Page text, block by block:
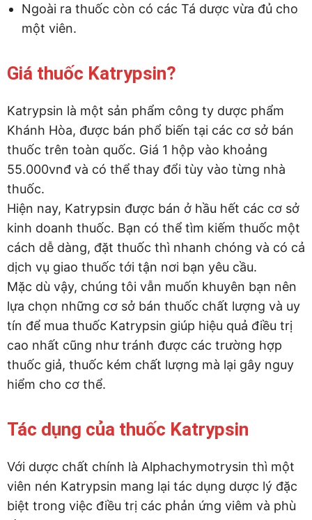
Ngoài ra thuốc còn có các Tá dược vừa đủ cho
một viên.
Giá thuốc Katrypsin?
Katrypsin là một sản phẩm công ty dược phẩm
Khánh Hòa, được bán phổ biến tại các cơ sở bán
thuốc trên toàn quốc. Giá 1 hộp vào khoảng
55.000vnđ và có thể thay đổi tùy vào từng nhà
thuốc.
Hiện nay, Katrypsin được bán ở hầu hết các cơ sở
kinh doanh thuốc. Bạn có thể tìm kiếm thuốc một
cách dễ dàng, đặt thuốc thì nhanh chóng và có cả
dịch vụ giao thuốc tới tận nơi bạn yêu cầu.
Mặc dù vậy, chúng tôi vẫn muốn khuyên bạn nên
lựa chọn những cơ sở bán thuốc chất lượng và uy
tín để mua thuốc Katrypsin giúp hiệu quả điều trị
cao nhất cũng như tránh được các trường hợp
thuốc giả, thuốc kém chất lượng mà lại gây nguy
hiểm cho cơ thể.
Tác dụng của thuốc Katrypsin
Với dược chất chính là Alphachymotrysin thì một
viên nén Katrypsin mang lại tác dụng dược lý đặc
biệt trong việc điều trị các phản ứng viêm và phù